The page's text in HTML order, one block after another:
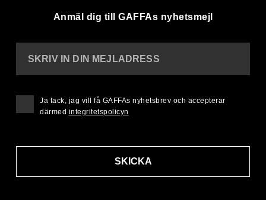
Anmäl dig till GAFFAs nyhetsmejl
SKRIV IN DIN MEJLADRESS
SKICKA
Ja tack, jag vill få GAFFAs nyhetsbrev och accepterar
därmed integritetspolicyn